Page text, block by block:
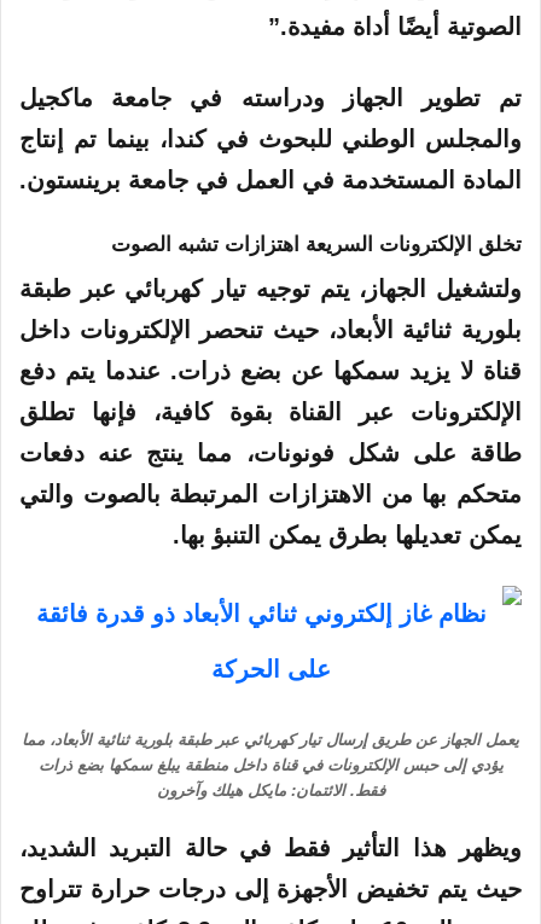
الصوتية أيضًا أداة مفيدة.”
تم تطوير الجهاز ودراسته في جامعة ماكجيل
والمجلس الوطني للبحوث في كندا، بينما تم إنتاج
المادة المستخدمة في العمل في جامعة برينستون.
تخلق الإلكترونات السريعة اهتزازات تشبه الصوت
ولتشغيل الجهاز، يتم توجيه تيار كهربائي عبر طبقة
بلورية ثنائية الأبعاد، حيث تنحصر
الإلكترونات داخل
قناة لا يزيد سمكها عن بضع ذرات. عندما يتم دفع
الإلكترونات عبر القناة بقوة كافية، فإنها تطلق
طاقة على شكل فونونات، مما ينتج عنه دفعات
متحكم بها من الاهتزازات المرتبطة بالصوت والتي
يمكن تعديلها بطرق يمكن التنبؤ بها.
يعمل الجهاز عن طريق إرسال تيار كهربائي عبر طبقة بلورية ثنائية الأبعاد، مما
يؤدي إلى حبس الإلكترونات في قناة داخل منطقة يبلغ سمكها بضع ذرات
فقط. الائتمان: مايكل هيلك وآخرون
ويظهر هذا التأثير فقط في حالة التبريد الشديد،
حيث يتم تخفيض الأجهزة إلى درجات حرارة تتراوح